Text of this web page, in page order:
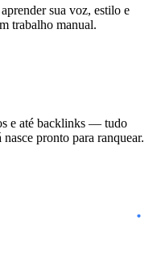
sua voz, estilo e
trabalho manual.
e até backlinks — tudo
pronto para ranquear.